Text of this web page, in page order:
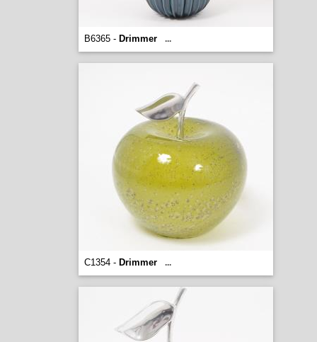
B6365 - Drimmer ...
C1354 - Drimmer ...